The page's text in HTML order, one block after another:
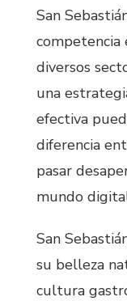
San
competencia
diversos
una
efectiva
diferencia
pasar
mundo
San
su belleza
cultura